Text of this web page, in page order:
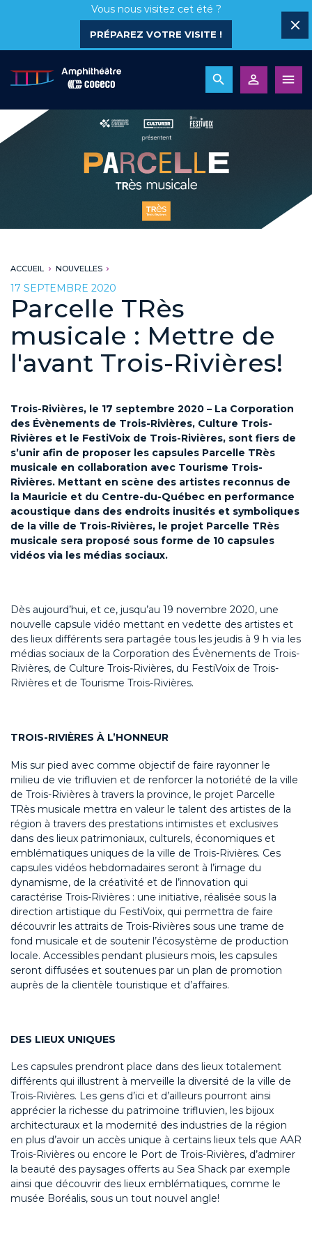
Vous nous visitez cet été ?
PRÉPAREZ VOTRE VISITE !
ACCUEIL NOUVELLES
17 SEPTEMBRE 2020
Parcelle TRès
musicale : Mettre de
l'avant Trois-Rivières!
Trois-Rivières, le 17 septembre 2020 – La Corporation
des Évènements de Trois-Rivières, Culture Trois-
Rivières et le FestiVoix de Trois-Rivières, sont fiers de
s’unir afin de proposer les capsules Parcelle TRès
musicale en collaboration avec Tourisme Trois-
Rivières. Mettant en scène des artistes reconnus de
la Mauricie et du Centre-du-Québec en performance
acoustique dans des endroits inusités et symboliques
de la ville de Trois-Rivières, le projet Parcelle TRès
musicale sera proposé sous forme de 10 capsules
vidéos via les médias sociaux.
Dès aujourd’hui, et ce, jusqu’au 19 novembre 2020, une
nouvelle capsule vidéo mettant en vedette des artistes et
des lieux différents sera partagée tous les jeudis à 9 h via les
médias sociaux de la Corporation des Évènements de Trois-
Rivières, de Culture Trois-Rivières, du FestiVoix de Trois-
Rivières et de Tourisme Trois-Rivières.
TROIS-RIVIÈRES À L’HONNEUR
Mis sur pied avec comme objectif de faire rayonner le
milieu de vie trifluvien et de renforcer la notoriété de la ville
de Trois-Rivières à travers la province, le projet Parcelle
TRès musicale mettra en valeur le talent des artistes de la
région à travers des prestations intimistes et exclusives
dans des lieux patrimoniaux, culturels, économiques et
emblématiques uniques de la ville de Trois-Rivières. Ces
capsules vidéos hebdomadaires seront à l’image du
dynamisme, de la créativité et de l’innovation qui
caractérise Trois-Rivières : une initiative, réalisée sous la
direction artistique du FestiVoix, qui permettra de faire
découvrir les attraits de Trois-Rivières sous une trame de
fond musicale et de soutenir l’écosystème de production
locale. Accessibles pendant plusieurs mois, les capsules
seront diffusées et soutenues par un plan de promotion
auprès de la clientèle touristique et d’affaires.
DES LIEUX UNIQUES
Les capsules prendront place dans des lieux totalement
différents qui illustrent à merveille la diversité de la ville de
Trois-Rivières. Les gens d’ici et d’ailleurs pourront ainsi
apprécier la richesse du patrimoine trifluvien, les bijoux
architecturaux et la modernité des industries de la région
en plus d’avoir un accès unique à certains lieux tels que AAR
Trois-Rivières ou encore le Port de Trois-Rivières, d’admirer
la beauté des paysages offerts au Sea Shack par exemple
ainsi que découvrir des lieux emblématiques, comme le
musée Boréalis, sous un tout nouvel angle!